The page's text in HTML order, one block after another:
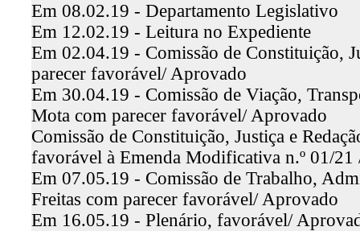
Em 08.02.19 - Departamento Legislativo
Em 12.02.19 - Leitura no Expediente
Em 02.04.19 - Comissão de Constituição,
parecer favorável/ Aprovado
Em 30.04.19 - Comissão de Viação,
Mota com parecer favorável/ Aprovado
Comissão de Constituição, Justiça e
favorável à Emenda Modificativa n.º 01/
Em 07.05.19 - Comissão de Trabalho,
Freitas com parecer favorável/ Aprovado
Em 16.05.19 - Plenário, favorável/